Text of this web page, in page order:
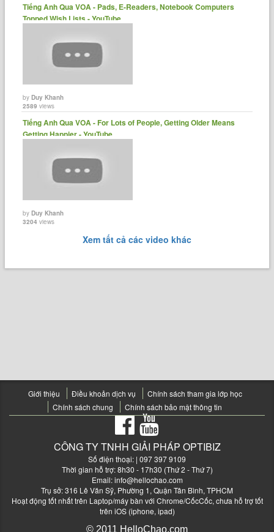
Tiếng Anh Qua VOA - Pads, E-Readers, Notebook Computers
Topped Wish Lists - YouTube
byDuy Khanh
2589 views
Tiếng Anh Qua VOA - For Lots of People, Getting Older Means
Getting Happier - YouTube
byDuy Khanh
3204 views
Xem tất cả các video khác
Giới thiệu Điều khoản dịch vụ
Chính sách tham gia lớp học
Chính sách chung
Chính sách bảo mật thông tin
CÔNG TY TNHH GIẢI PHÁP OPTIBIZ
Số điện thoại: | 097 397 9109
Thời gian hỗ trợ: 8h30 - 17h30 (Thứ 2 - Thứ 7)
Email:info@hellochao.com
Trụ sở: 316 Lê Văn Sỹ, Phường 1, Quận Tân Bình, TPHCM
Hoạt động tốt nhất trên Laptop/máy bàn với Chrome/CốcCốc, chưa hỗ trợ tốt
trên iOS (iphone, ipad)
© 2011 HelloChao.com